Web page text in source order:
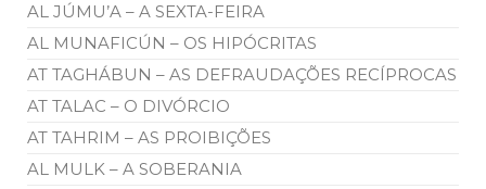
AL JÚMU’A – A SEXTA-FEIRA
AL MUNAFICÚN – OS HIPÓCRITAS
AT TAGHÁBUN – AS DEFRAUDAÇÕES RECÍPROCAS
AT TALAC – O DIVÓRCIO
AT TAHRIM – AS PROIBIÇÕES
AL MULK – A SOBERANIA